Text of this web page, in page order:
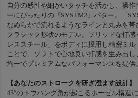
自分の感性や細かいタッチを活かし、操
ーにぴったりの『SYSTM2』パター。「
なめらかで流れるようなラインと丸みを
クラシック形状のモデル。ソリッドな打感
レススチール」をボディに採用し精密ミル
ことで、ソフトで心地良い打感を生み出
均一でプレミアムなパフォーマンスを提供
【あなたのストロークを研ぎ澄ます設計】
43°のトウハング角が起こるホーゼル構造